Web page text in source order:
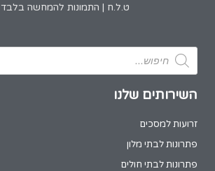
ט.ל.ח | התמונות להמחשה בלבד
השירותים שלנו
זרועות למסכים
פתרונות לבתי מלון
פתרונות לבתי חולים